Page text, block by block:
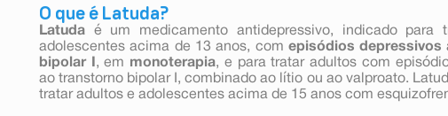
O que é Latuda?
Latuda é um medicamento antidepressivo, indicado para
adolescentes acima de 13 anos, com episódios depressivos
bipolar I , em monoterapia, e para tratar adultos com
ao transtorno bipolar I, combinado ao lítio ou ao valproato.
tratar adultos e adolescentes acima de 15 anos com